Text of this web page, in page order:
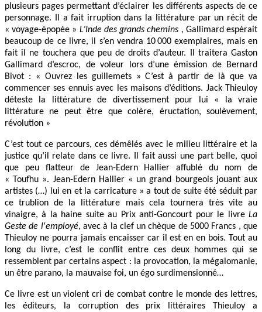
plusieurs pages permettant d’éclairer les différents aspects de ce
personnage. Il a fait irruption dans la littérature par un récit de
« voyage-épopée » L’Inde des grands chemins , Gallimard espérait
beaucoup de ce livre, il s’en vendra 10 000 exemplaires, mais en
fait il ne touchera que peu de droits d’auteur. Il traitera Gaston
Gallimard d’escroc, de voleur lors d’une émission de Bernard
Bivot : « Ouvrez les guillemets » C’est à partir de là que va
commencer ses ennuis avec les maisons d’éditions. Jack Thieuloy
déteste la littérature de divertissement pour lui « la vraie
littérature ne peut être que colère, éructation, soulèvement,
révolution »
C’est tout ce parcours, ces démêlés avec le milieu littéraire et la
justice qu’il relate dans ce livre. Il fait aussi une part belle, quoi
que peu flatteur de Jean-Edern Hallier affublé du nom de
« Toufhu ». Jean-Edern Hallier « un grand bourgeois jouant aux
artistes (…) lui en et la carricature » a tout de suite été séduit par
ce trublion de la littérature mais cela tournera très vite au
vinaigre, à la haine suite au Prix anti-Goncourt pour le livre La
Geste de l'employé, avec à la clef un chèque de 5000 Francs , que
Thieuloy ne pourra jamais encaisser car il est en en bois. Tout au
long du livre, c’est le conflit entre ces deux hommes qui se
ressemblent par certains aspect : la provocation, la mégalomanie,
un être parano, la mauvaise foi, un égo surdimensionné…
Ce livre est un violent cri de combat contre le monde des lettres,
les éditeurs, la corruption des prix littéraires Thieuloy a